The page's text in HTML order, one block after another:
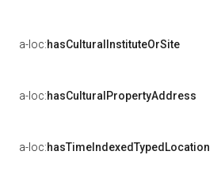
a-loc:hasCulturalInstituteOrSite
a-loc:hasCulturalPropertyAddress
a-loc:hasTimeIndexedTypedLocation